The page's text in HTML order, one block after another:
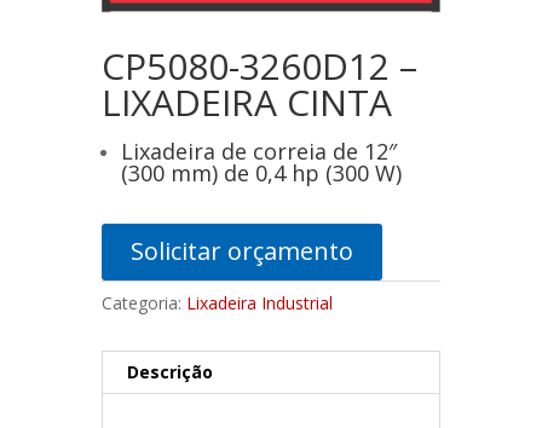
CP5080-3260D12 –
LIXADEIRA CINTA
Lixadeira de correia de 12″
(300 mm) de 0,4 hp (300 W)
Solicitar orçamento
Categoria: Lixadeira Industrial
Descrição